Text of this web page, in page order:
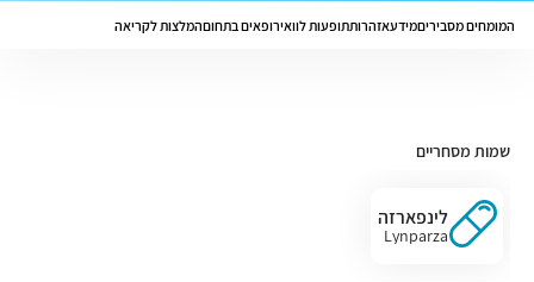
המומחים מסביריםמידעאזהרותתופעות לוואירופאים בתחוםהמלצות לקריאה
שמות מסחריים
לינפארזה
Lynparza